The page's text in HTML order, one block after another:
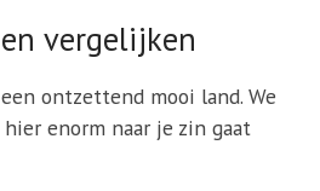
vergelijken
ontzettend mooi land. We
enorm naar je zin gaat